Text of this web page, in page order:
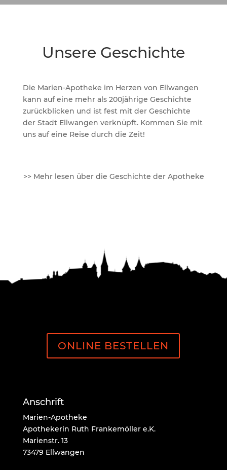
Unsere Geschichte
Die Marien-Apotheke im Herzen von Ellwangen
kann auf eine mehr als 200jährige Geschichte
zurückblicken und ist fest mit der Geschichte
der Stadt Ellwangen verknüpft. Kommen Sie mit
uns auf eine Reise durch die Zeit!
>> Mehr lesen über die Geschichte der Apotheke
ONLINE BESTELLEN
Anschrift
Marien-Apotheke
Apothekerin Ruth Frankemöller e.K.
Marienstr. 13
73479 Ellwangen